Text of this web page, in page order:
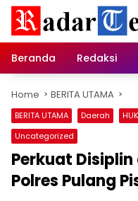
Skip
content
Beranda
Redaksi
Home BERITA UTAMA
BERITA UTAMA Daerah
Uncategorized
Perkuat
Polres Pulang